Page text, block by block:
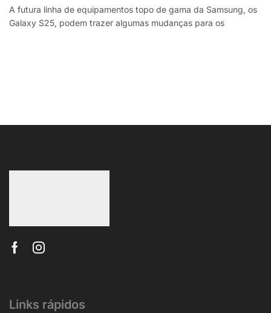
processadores SnapdragonSegway Ninebot E2,
F2 Plus, and MaxG2 e-scooters review
A futura linha de equipamentos topo de gama da Samsung, os
Galaxy S25, podem trazer algumas mudanças para os
Links rápidos